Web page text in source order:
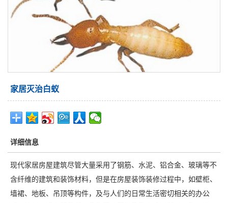
家居灭治白蚁
详细信息
现代家居房屋建筑尽管大量采用了钢筋、水泥、铝合金、玻璃等不
含纤维的建筑和装饰材料，但是在房屋装饰装修过程中，如壁柜、
墙裙、地板、吊顶等构件，及与人们的日常生活密切相关的办公